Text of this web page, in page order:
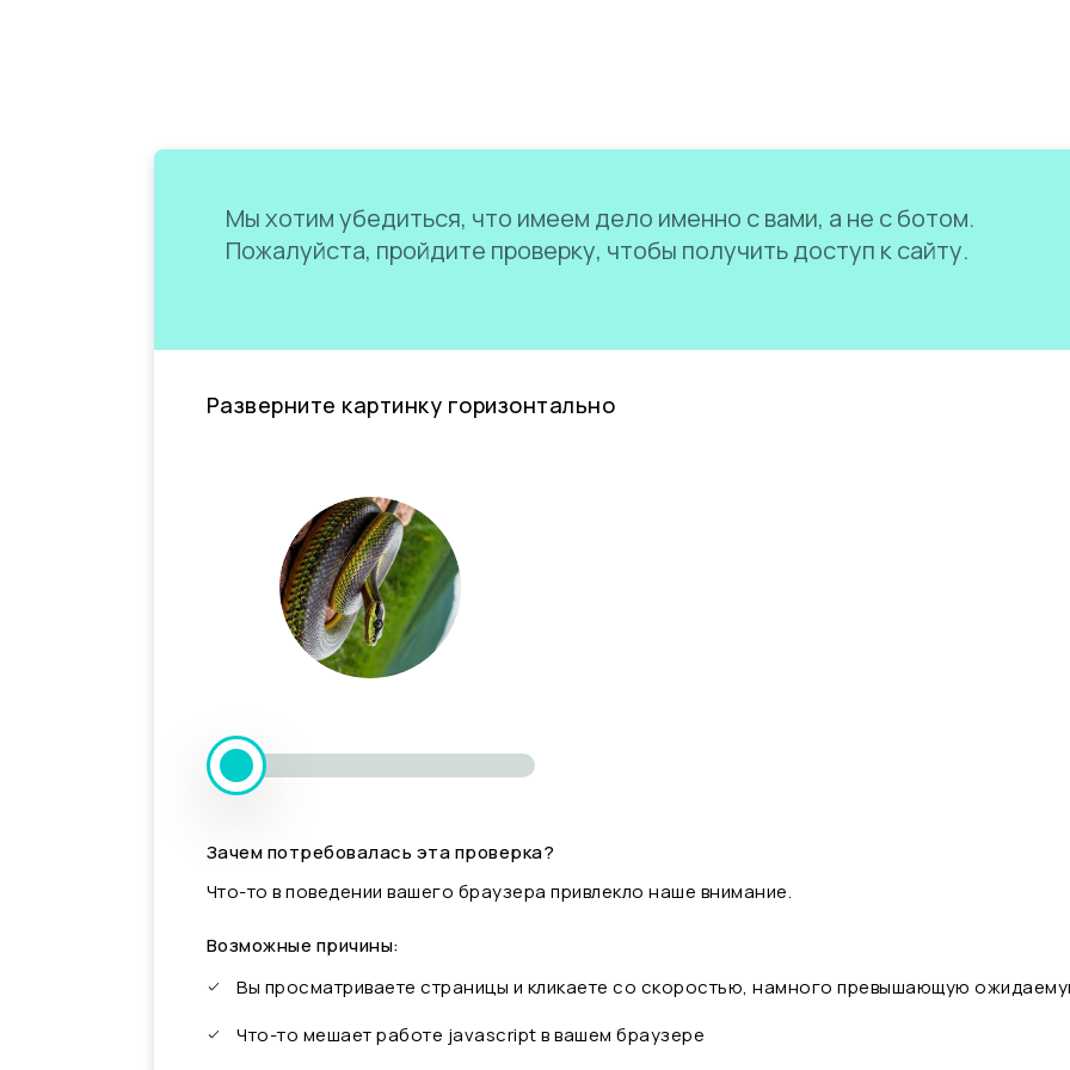
Мы хотим убедиться, что имеем дело именно с вами, а не с ботом.
Пожалуйста, пройдите проверку, чтобы получить доступ к сайту.
Разверните картинку горизонтально
Зачем потребовалась эта проверка?
Что-то в поведении вашего браузера привлекло наше внимание.
Возможные причины:
Вы просматриваете страницы и кликаете со скоростью, намного превышающую
Что-то мешает работе javascript в вашем браузере